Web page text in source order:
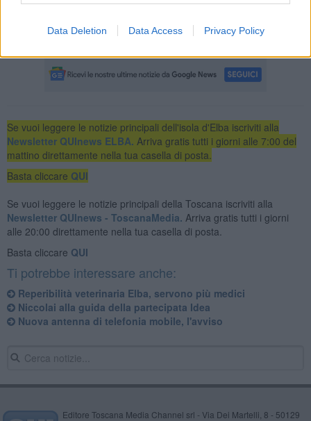
Data Deletion Data Access Privacy Policy
Oltre al calendario principale, sono in programmazione anche altri
eventi a cominciare da quello tradizionale del Ferragosto
portoferraiese, che verranno comunicati successivamente.
Se vuoi leggere le notizie principali dell'isola d'Elba iscriviti alla
Newsletter QUInews ELBA. Arriva gratis tutti i giorni alle 7:00 del
mattino direttamente nella tua casella di posta.
Basta cliccare QUI
Se vuoi leggere le notizie principali della Toscana iscriviti alla
Newsletter QUInews - ToscanaMedia. Arriva gratis tutti i giorni
alle 20:00 direttamente nella tua casella di posta.
Basta cliccare QUI
Ti potrebbe interessare anche:
Reperibilità veterinaria Elba, servono più medici
Niccolai alla guida della partecipata Idea
Nuova antenna di telefonia mobile, l'avviso
Editore Toscana Media Channel srl - Via Dei Martelli, 8 - 50129